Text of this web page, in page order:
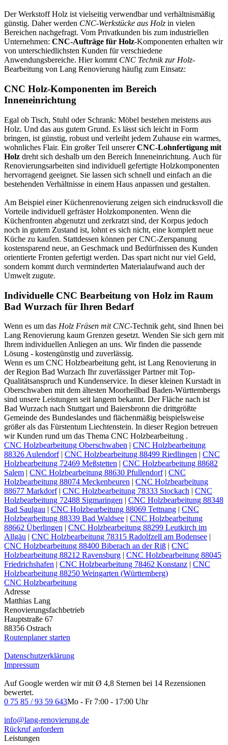
Der Werkstoff Holz ist vielseitig verwendbar und verhältnismäßig
günstig. Daher werden CNC-Werkstücke aus Holz in vielen
Bereichen nachgefragt. Vom Privatkunden bis zum industriellen
Unternehmen: CNC-Aufträge für Holz-Komponenten erhalten wir
von unterschiedlichsten Kunden für verschiedene
Anwendungsbereiche. Hier kommt CNC Technik zur Holz-
Bearbeitung von Lang Renovierung häufig zum Einsatz:
CNC Holz-Komponenten im Bereich
Inneneinrichtung
Egal ob Tisch, Stuhl oder Schrank: Möbel bestehen meistens aus
Holz. Und das aus gutem Grund. Es lässt sich leicht in Form
bringen, ist günstig, robust und verleiht jedem Zuhause ein warmes,
wohnliches Flair. Ein großer Teil unsererCNC-Lohnfertigung mit
Holz dreht sich deshalb um den Bereich Inneneinrichtung. Auch für
Renovierungsarbeiten sind individuell gefertigte Holzkomponenten
hervorragend geeignet. Sie lassen sich schnell und einfach an die
bestehenden Verhältnisse in einem Haus anpassen und gestalten.
Am Beispiel einer Küchenrenovierung zeigen sich eindrucksvoll die
Vorteile individuell gefräster Holzkomponenten. Wenn die
Küchenfronten abgenutzt und zerkratzt sind, der Korpus jedoch
noch in gutem Zustand ist, lohnt es sich nicht, eine komplett neue
Küche zu kaufen. Stattdessen können per CNC-Zerspanung
kostensparend neue, an Geschmack und Bedürfnissen des Kunden
orientierte Fronten gefertigt werden. Das spart nicht nur viel Geld,
sondern kommt durch verminderten Materialaufwand auch der
Umwelt zugute.
Individuelle CNC Bearbeitung von Holz im Raum
Bad Wurzach für Ihren Bedarf
Wenn es um das Holz Fräsen mit CNC-Technik geht, sind Ihnen bei
Lang Renovierung kaum Grenzen gesetzt. Wenden Sie sich gern mit
Ihrem individuellen Anliegen an uns. Wir finden die passende
Lösung - kostengünstig und zuverlässig.
Wenn es um CNC Holzbearbeitung​ geht, ist Lang Renovierung in
der Region Bad Wurzach Ihr zuverlässiger Partner mit Top-
Qualitätsanspruch und Kundenservice. In dieser kleinen Kurstadt in
Oberschwaben mit dem ältesten Moorheilbad Baden-Württembergs
sind unsere Leistungen seit langem bekannt. Der Fläche nach ist
Bad Wurzach nach Stuttgart und Baiersbronn die drittgrößte
Gemeinde des Bundeslandes und flächenmäßig beispielsweise
größer als das Fürstentum Liechtenstein. In dieser Region betreuen
wir Kunden rund um das Thema CNC Holzbearbeitung​ .
CNC Holzbearbeitung​ Oberschwaben | CNC Holzbearbeitung​
88326 Aulendorf| CNC Holzbearbeitung​ 88499 Riedlingen | CNC
Holzbearbeitung​ 72469 Meßstetten | CNC Holzbearbeitung​ 88682
Salem | CNC Holzbearbeitung​ 88630 Pfullendorf| CNC
Holzbearbeitung​ 88074 Meckenbeuren | CNC Holzbearbeitung​
88677 Markdorf| CNC Holzbearbeitung​ 78333 Stockach | CNC
Holzbearbeitung​ 72488 Sigmaringen | CNC Holzbearbeitung​ 88348
Bad Saulgau | CNC Holzbearbeitung​ 88069 Tettnang | CNC
Holzbearbeitung​ 88339 Bad Waldsee | CNC Holzbearbeitung​
88662 Überlingen | CNC Holzbearbeitung​ 88299 Leutkirch im
Allgäu | CNC Holzbearbeitung​ 78315 Radolfzell am Bodensee |
CNC Holzbearbeitung​ 88400 Biberach an der Riß | CNC
Holzbearbeitung​ 88212 Ravensburg | CNC Holzbearbeitung​ 88045
Friedrichshafen | CNC Holzbearbeitung​ 78462 Konstanz | CNC
Holzbearbeitung​ 88250 Weingarten (Württemberg)
CNC Holzbearbeitung
Adresse
Matthias Lang
Renovierungsfachbetrieb
Hauptstraße 67
88356 Ostrach
Routenplaner starten
Datenschutzerklärung
Impressum
Auf Google werden wir mit Ø 4,8 Sternen bei 14 Rezensionen
bewertet.
0 75 85 / 93 59 643Mo - Fr 7:00 - 17:00 Uhr
info@lang-renovierung.de
Rückruf anfordern
Leistungen